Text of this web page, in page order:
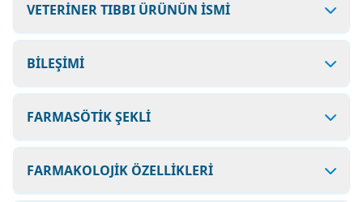
VETERİNER TIBBI ÜRÜNÜN İSMİ
BİLEŞİMİ
FARMASÖTİK ŞEKLİ
FARMAKOLOJİK ÖZELLİKLERİ